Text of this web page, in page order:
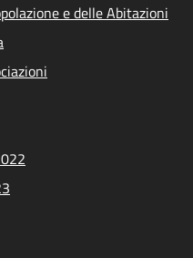
e delle Abitazioni